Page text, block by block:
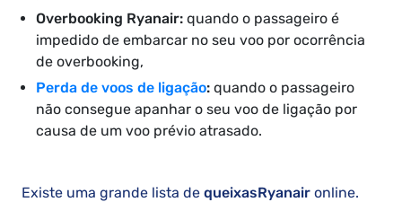
Overbooking Ryanair: quando o passageiro é
impedido de embarcar no seu voo por ocorrência
de overbooking,
Perda de voos de ligação: quando o passageiro
não consegue apanhar o seu voo de ligação por
causa de um voo prévio atrasado.
Existe uma grande lista de queixasRyanair online.